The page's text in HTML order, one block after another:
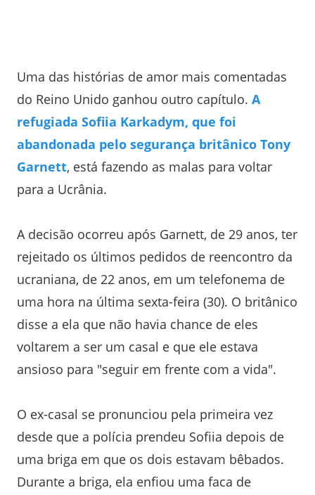
Uma das histórias de amor mais comentadas
do Reino Unido ganhou outro capítulo. A
refugiada Sofiia Karkadym, que foi
abandonada pelo segurança britânico Tony
Garnett, está fazendo as malas para voltar
para a Ucrânia.
A decisão ocorreu após Garnett, de 29 anos, ter
rejeitado os últimos pedidos de reencontro da
ucraniana, de 22 anos, em um telefonema de
uma hora na última sexta-feira (30). O britânico
disse a ela que não havia chance de eles
voltarem a ser um casal e que ele estava
ansioso para "seguir em frente com a vida".
O ex-casal se pronunciou pela primeira vez
desde que a polícia prendeu Sofiia depois de
uma briga em que os dois estavam bêbados.
Durante a briga, ela enfiou uma faca de